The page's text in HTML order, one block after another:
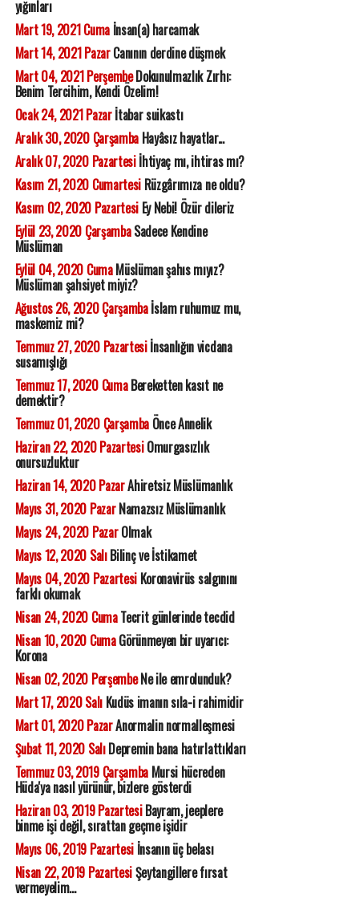
yığınları
Mart 19, 2021 Cumaİnsan(a) harcamak
Mart 14, 2021 PazarCanının derdine düşmek
Mart 04, 2021 PerşembeDokunulmazlık Zırhı:
Benim Tercihim, Kendi Özelim!
Ocak 24, 2021 Pazarİtabar suikastı
Aralık 30, 2020 ÇarşambaHayâsız hayatlar...
Aralık 07, 2020 Pazartesiİhtiyaç mı, ihtiras mı?
Kasım 21, 2020 CumartesiRüzgârımıza ne oldu?
Kasım 02, 2020 PazartesiEy Nebi! Özür dileriz
Eylül 23, 2020 ÇarşambaSadece Kendine
Müslüman
Eylül 04, 2020 CumaMüslüman şahıs mıyız?
Müslüman şahsiyet miyiz?
Ağustos 26, 2020 Çarşambaİslam ruhumuz mu,
maskemiz mi?
Temmuz 27, 2020 Pazartesiİnsanlığın vicdana
susamışlığı
Temmuz 17, 2020 CumaBereketten kasıt ne
demektir?
Temmuz 01, 2020 ÇarşambaÖnce Annelik
Haziran 22, 2020 PazartesiOmurgasızlık
onursuzluktur
Haziran 14, 2020 PazarAhiretsiz Müslümanlık
Mayıs 31, 2020 PazarNamazsız Müslümanlık
Mayıs 24, 2020 PazarOlmak
Mayıs 12, 2020 SalıBilinç ve İstikamet
Mayıs 04, 2020 PazartesiKoronavirüs salgınını
farklı okumak
Nisan 24, 2020 CumaTecrit günlerinde tecdid
Nisan 10, 2020 CumaGörünmeyen bir uyarıcı:
Korona
Nisan 02, 2020 PerşembeNe ile emrolunduk?
Mart 17, 2020 SalıKudüs imanın sıla-i rahimidir
Mart 01, 2020 PazarAnormalin normalleşmesi
Şubat 11, 2020 SalıDepremin bana hatırlattıkları
Temmuz 03, 2019 ÇarşambaMursi hücreden
Hüda'ya nasıl yürünür, bizlere gösterdi
Haziran 03, 2019 PazartesiBayram, jeeplere
binme işi değil, sırattan geçme işidir
Mayıs 06, 2019 Pazartesiİnsanın üç belası
Nisan 22, 2019 PazartesiŞeytangillere fırsat
vermeyelim...